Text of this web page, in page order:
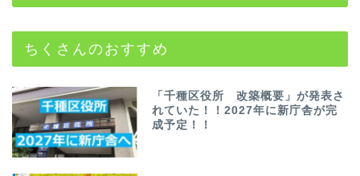
ちくさんのおすすめ
「千種区役所 改築概要」が発表さ
れていた！！2027年に新庁舎が完
成予定！！